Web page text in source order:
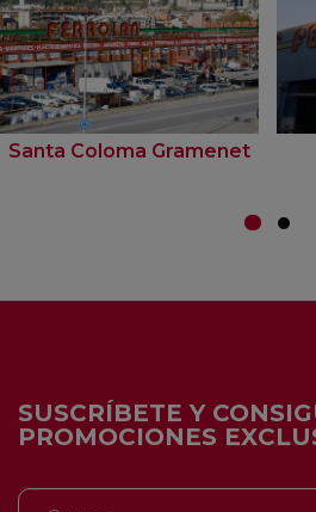
Santa Coloma Gramenet
SUSCRÍBETE Y
PROMOCIONES